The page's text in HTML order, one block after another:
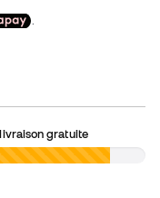
gratuite